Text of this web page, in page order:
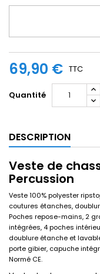
69,90 € TTC
Quantité
DESCRIPTION
Veste de
Percussion
Veste 100% polyester
coutures étanches,
Poches repose-mains, 2
intégrées, 4 poches
doublure étanche et
porte gibier, capuche
Normé CE.